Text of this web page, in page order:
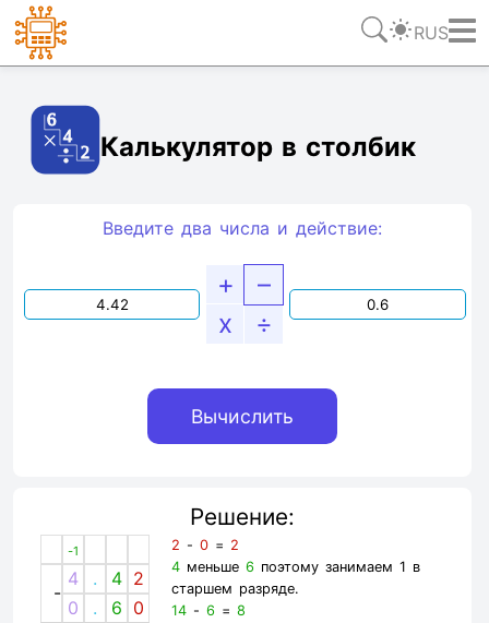
RUS
Калькулятор в столбик
Введите два числа и действие:
+
–
x
÷
Решение:
-1
-
4 . 4 2
0
. 6 0
2 - 0= 2
4меньше 6 поэтому занимаем 1 в
старшем разряде.
14- 6 = 8